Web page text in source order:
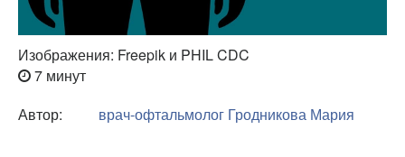
Изображения: Freepik и PHIL CDC
7 минут
Автор:
врач-офтальмолог Гродникова Мария